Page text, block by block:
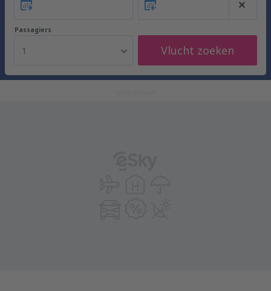
Passagiers
1 Vlucht zoeken